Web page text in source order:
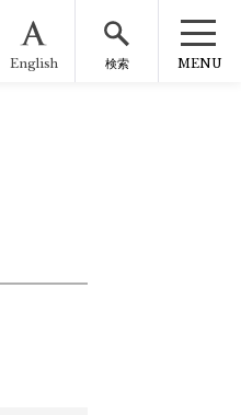
English 検索 MENU